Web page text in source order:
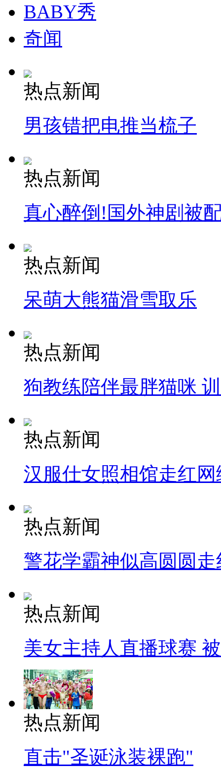
安徽一实载49人客车翻车
走！跟着总书记去植树
纽约上演“枕头大战”
司机酒驾遇交警 急速倒车逃窜
BABY秀
奇闻
热点新闻
男孩错把电推当梳子
热点新闻
真心醉倒!国外神剧被
热点新闻
呆萌大熊猫滑雪取乐
热点新闻
狗教练陪伴最胖猫咪
热点新闻
汉服仕女照相馆走红网
热点新闻
警花学霸神似高圆圆走
热点新闻
美女主持人直播球赛
热点新闻
直击"圣诞泳装裸跑"